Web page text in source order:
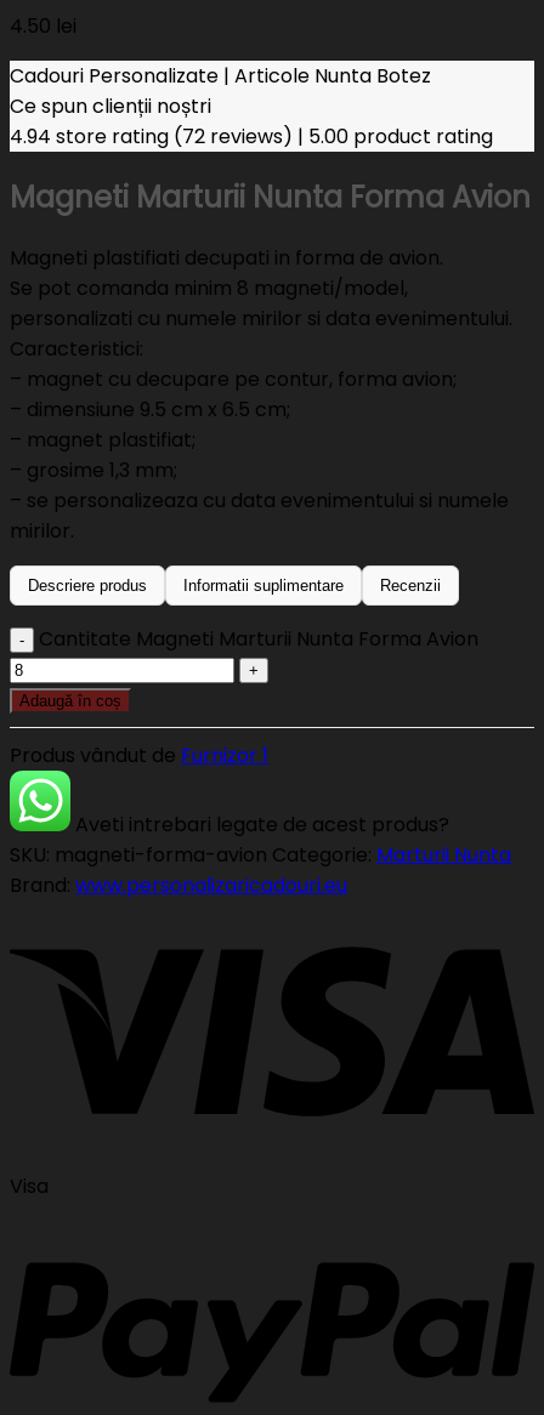
4.50 lei
Cadouri Personalizate | Articole Nunta Botez
Ce spun clienții noștri
4.94 store rating (72 reviews) | 5.00 product rating
Magneti Marturii Nunta Forma Avion
Magneti plastifiati decupati in forma de avion.
Se pot comanda minim 8 magneti/model,
personalizati cu numele mirilor si data evenimentului.
Caracteristici:
– magnet cu decupare pe contur, forma avion;
– dimensiune 9.5 cm x 6.5 cm;
– magnet plastifiat;
– grosime 1,3 mm;
– se personalizeaza cu data evenimentului si numele
mirilor.
Descriere produs Informatii suplimentare Recenzii
Cantitate Magneti Marturii Nunta Forma Avion
Adaugă în coș
Produs vândut de Furnizor 1
Aveti intrebari legate de acest produs?
SKU: magneti-forma-avion Categorie: Marturii Nunta
Brand: www.personalizaricadouri.eu
Visa